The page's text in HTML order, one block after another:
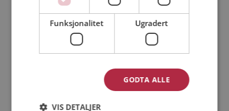
Min alder:
Funksjonalitet Ugradert
GODTA ALLE
VIS DETALJER